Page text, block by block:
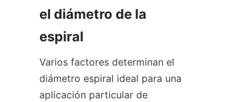
el diámetro de la
espiral
Varios factores determinan el
diámetro espiral ideal para una
aplicación particular de